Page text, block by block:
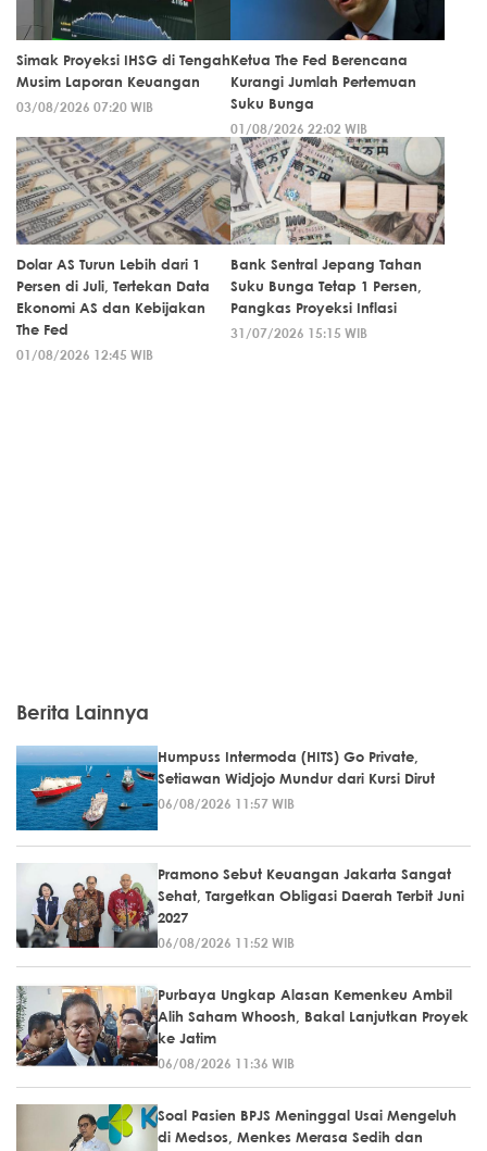
Simak Proyeksi IHSG di Tengah
Musim Laporan Keuangan
03/08/2026 07:20 WIB
Ketua The Fed Berencana
Kurangi Jumlah Pertemuan
Suku Bunga
01/08/2026 22:02 WIB
Dolar AS Turun Lebih dari 1
Persen di Juli, Tertekan Data
Ekonomi AS dan Kebijakan
The Fed
01/08/2026 12:45 WIB
Bank Sentral Jepang Tahan
Suku Bunga Tetap 1 Persen,
Pangkas Proyeksi Inflasi
31/07/2026 15:15 WIB
Berita Lainnya
Humpuss Intermoda (HITS) Go Private,
Setiawan Widjojo Mundur dari Kursi Dirut
06/08/2026 11:57 WIB
Pramono Sebut Keuangan Jakarta Sangat
Sehat, Targetkan Obligasi Daerah Terbit Juni
2027
06/08/2026 11:52 WIB
Purbaya Ungkap Alasan Kemenkeu Ambil
Alih Saham Whoosh, Bakal Lanjutkan Proyek
ke Jatim
06/08/2026 11:36 WIB
Soal Pasien BPJS Meninggal Usai Mengeluh
di Medsos, Menkes Merasa Sedih dan